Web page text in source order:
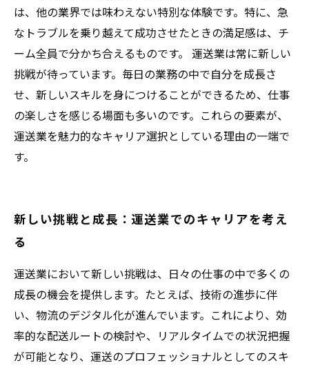
は、他の業界では味わえない特別な体験です。特に、急
なトラブルを乗り越えて成功させたときの満足感は、チ
ーム全員で分かち合えるものです。 運送業は常に新しい
挑戦が待っています。毎日の業務の中で自分を成長さ
せ、新しいスキルを身につけることができるため、仕事
の楽しさを感じる場面も多いのです。これらの要素が、
運送業を魅力的なキャリア選択としている理由の一端で
す。
新しい挑戦と成長：運送業でのキャリアを考え
る
運送業において新しい挑戦は、日々の仕事の中で多くの
成長の機会を提供します。たとえば、技術の進歩に伴
い、物流のデジタル化が進んでいます。これにより、効
率的な配送ルートの検討や、リアルタイムでの状況把握
が可能となり、運送のプロフェッショナルとしてのスキ